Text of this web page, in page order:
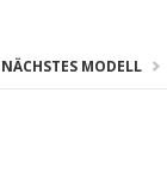
NÄCHSTES MODELL